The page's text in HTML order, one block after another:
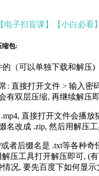
【电子扫盲课】【小白必看
缩包:
的（可以单独下载和解压)
: 直接打开文件 > 输入密
有双层压缩, 再继续解压
直接打开文件会播放
名改成 .zip, 然后用解压
者后缀名是 .txt等各种奇
解压工具打开解压即可, (
况, 要先百度下如何显示